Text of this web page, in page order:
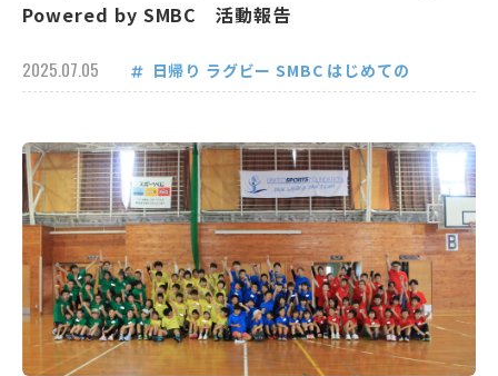
Powered by SMBC 活動報告
2025.07.05 日帰り ラグビー SMBC はじめての